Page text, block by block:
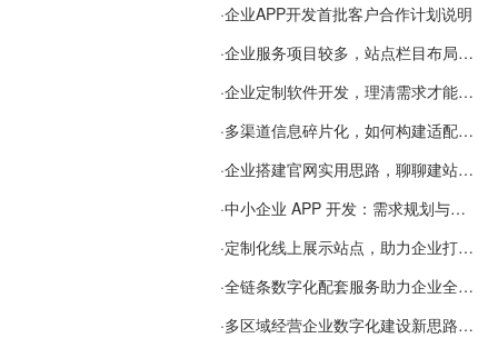
·企业APP开发首批客户合作计划说明
·企业服务项目较多，站点栏目布局规划参考思路
·企业定制软件开发，理清需求才能提升数字化落地效率
·多渠道信息碎片化，如何构建适配 AI 检索的品牌信息源
·企业搭建官网实用思路，聊聊建站容易忽视的问题
·中小企业 APP 开发：需求规划与项目落地避坑经验分享
·定制化线上展示站点，助力企业打通线上经营渠道
·全链条数字化配套服务助力企业全域线上经营
·多区域经营企业数字化建设新思路：多端载体与地域检索一体化落地思路分享